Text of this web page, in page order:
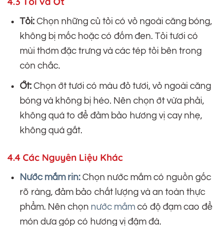
Tỏi:Chọn những củ tỏi có vỏ ngoài căng bóng,
không bị mốc hoặc có đốm đen. Tỏi tươi có
mùi thơm đặc trưng và các tép tỏi bên trong
còn chắc.
Ớt:Chọn ớt tươi có màu đỏ tươi, vỏ ngoài căng
bóng và không bị héo. Nên chọn ớt vừa phải,
không quá to để đảm bảo hương vị cay nhẹ,
không quá gắt.
4.4 Các Nguyên Liệu Khác
Nước mắm rin: Chọn nước mắm có nguồn gốc
rõ ràng, đảm bảo chất lượng và an toàn thực
phẩm. Nên chọn nước mắmcó độ đạm cao để
món dưa góp có hương vị đậm đà.